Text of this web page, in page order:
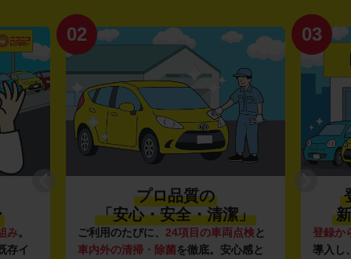
み。
存イ
02
プロ品質の
「安心・安全・清潔」
ご利用のたびに、 24項目の車両点検と
車内外の清掃・除菌を徹底。安心感と
03
登録か
導入し